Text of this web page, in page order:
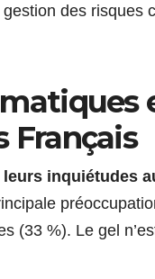
des risques
Français
inquiétudes
(33 %). Le gel